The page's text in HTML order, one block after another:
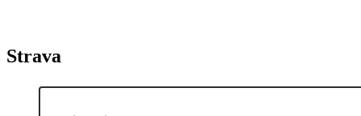
Strava